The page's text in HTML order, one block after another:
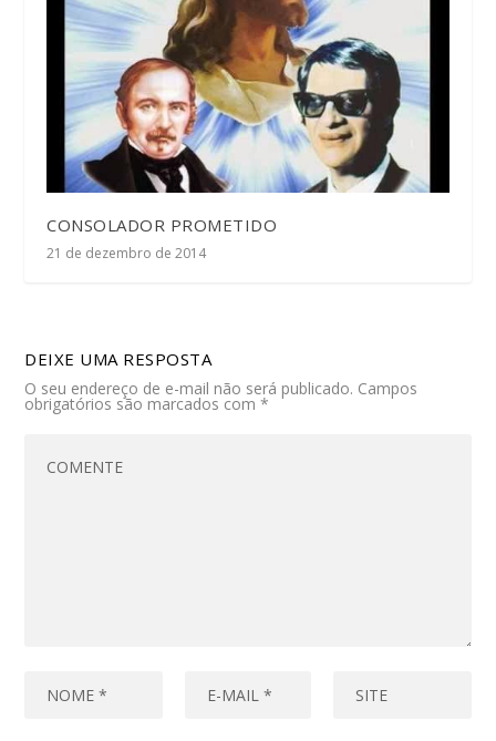
CONSOLADOR PROMETIDO
21 de dezembro de 2014
DEIXE UMA RESPOSTA
O seu endereço de e-mail não será publicado. Campos
obrigatórios são marcados com*